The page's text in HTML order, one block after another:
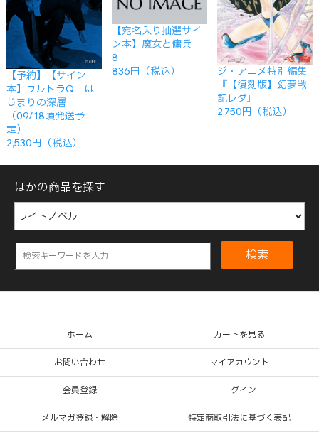
【予約】【サイン
本】ウルトラQ は
じまりの深層
（09/18頃発送予
定）
2,530円（税込）
【宛名入り抽選サイ
ン本】魔女と傭兵
8
836円（税込）
ジ・アニメ特別編集
『【復刻版】幻夢戦
記レダ』
2,750円（税込）
ほかの商品を探す
検索
ホーム カートを見る
お問い合わせ マイアカウント
会員登録 ログイン
メルマガ登録・解除 特定商取引法に基づく表記